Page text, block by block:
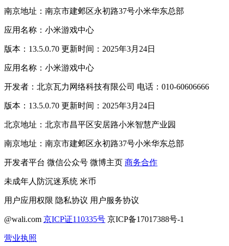
南京地址：南京市建邺区永初路37号小米华东总部
应用名称：小米游戏中心
版本：13.5.0.70 更新时间：2025年3月24日
应用名称：小米游戏中心
开发者：北京瓦力网络科技有限公司 电话：010-60606666
版本：13.5.0.70 更新时间：2025年3月24日
北京地址：北京市昌平区安居路小米智慧产业园
南京地址：南京市建邺区永初路37号小米华东总部
开发者平台 微信公众号 微博主页 商务合作
未成年人防沉迷系统 米币
用户应用权限 隐私协议 用户服务协议
@wali.com 京ICP证110335号 京ICP备17017388号-1
营业执照